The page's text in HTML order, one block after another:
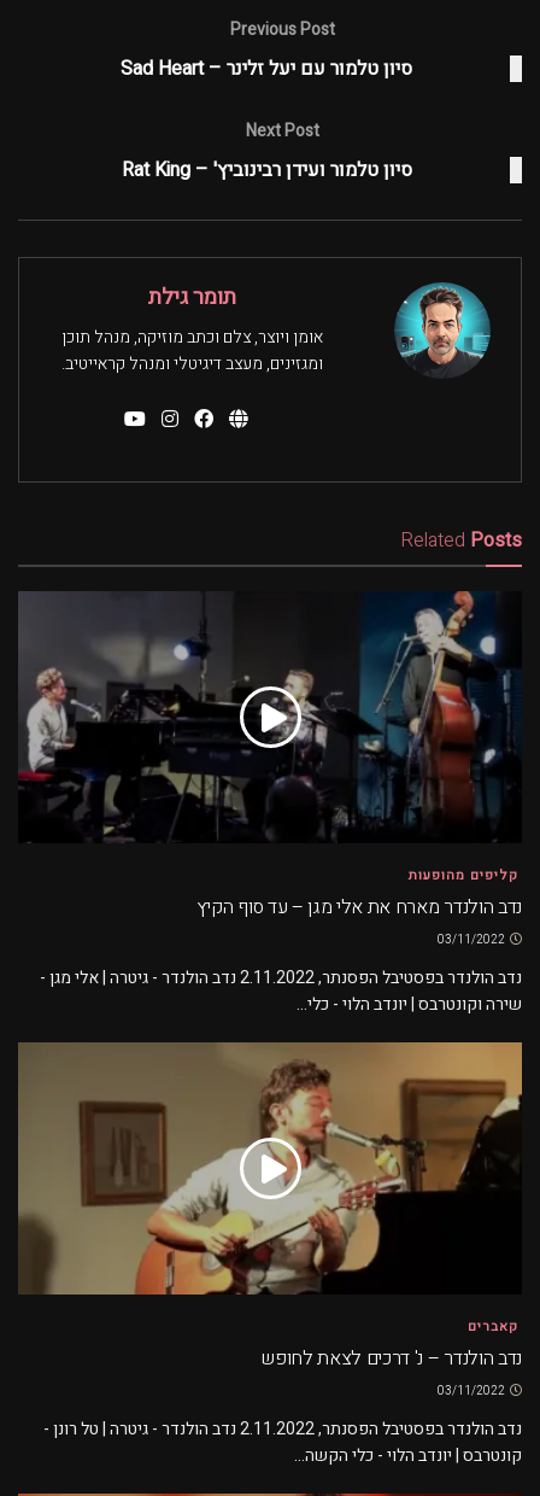
Previous Post
סיון טלמור עם יעל זלינר – Sad Heart
Next Post
סיון טלמור ועידן רבינוביץ' – Rat King
תומר גילת
אומן ויוצר, צלם וכתב מוזיקה, מנהל תוכן
ומגזינים, מעצב דיגיטלי ומנהל קראייטיב.
Related Posts
קליפים מהופעות
נדב הולנדר מארח את אלי מגן – עד סוף הקיץ
נדב הולנדר בפסטיבל הפסנתר, 2.11.2022 נדב הולנדר - גיטרה | אלי מגן -
שירה וקונטרבס | יונדב הלוי - כלי...
קאברים
נדב הולנדר – נ' דרכים לצאת לחופש
נדב הולנדר בפסטיבל הפסנתר, 2.11.2022 נדב הולנדר - גיטרה | טל רונן -
קונטרבס | יונדב הלוי - כלי הקשה...